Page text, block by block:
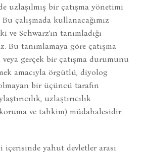
uzlaşılmış bir çatışma yönetimi
çalışmada kullanacağımız
Schwarz’ın tanımladığı
Bu tanımlamaya göre çatışma
gerçek bir çatışma durumunu
amacıyla örgütlü, diyolog
bir üçüncü tarafın
uzlaştırıcılık
koruma ve tahkim) müdahalesidir.
içerisinde yahut devletler arası